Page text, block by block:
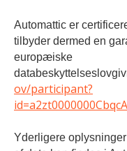
Automattic er
tilbyder dermed en
europæiske
ov/participant?
Yderligere